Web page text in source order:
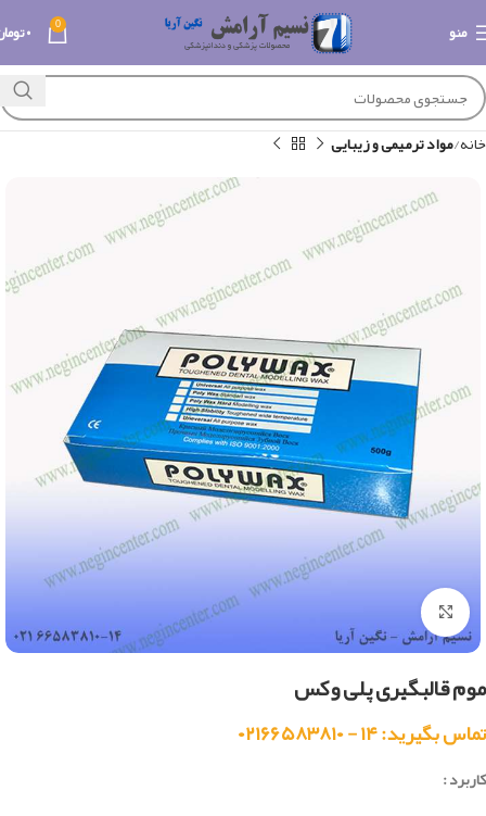
منو 0 ۰
خانه مواد ترمیمی و زیبایی
بزرگنمایی تصویر
موم قالبگیری پلی وکس
تماس بگیرید: ۱۴ - ۰۲۱۶۶۵۸۳۸۱۰
کاربرد :